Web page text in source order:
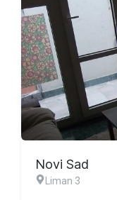
Novi Sad
Liman 3